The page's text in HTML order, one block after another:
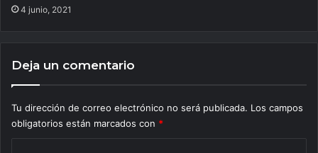
4 junio, 2021
Deja un comentario
Tu dirección de correo electrónico no será publicada. Los campos
obligatorios están marcados con *